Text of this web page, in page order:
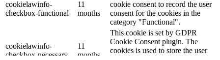
cookielawinfo-
checkbox-functional
11
months
cookie consent to record the user
consent for the cookies in the
category "Functional".
cookielawinfo-
checkbox-necessary
11
months
This cookie is set by GDPR
Cookie Consent plugin. The
cookies is used to store the user